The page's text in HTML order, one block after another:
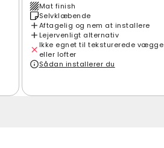
Mat finish
Selvklæbende
Aftagelig og nem at installere
Lejervenligt alternativ
Ikke egnet til teksturerede vægge
eller lofter
Sådan installerer du